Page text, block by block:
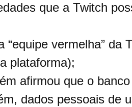
que a Twitch
“equipe vermelha” da
plataforma);
afirmou que o
dados pessoais de